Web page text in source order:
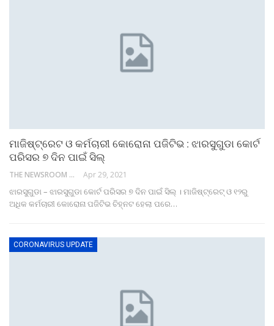
ମାଜିଷ୍ଟ୍ରେଟ ଓ କର୍ମଚାରୀ କୋରୋନା ପଜିଟିଭ : ଝାରସୁଗୁଡା କୋର୍ଟ
ପରିସର ୭ ଦିନ ପାଇଁ ସିଲ୍
THE NEWSROOM NETWORK Apr 29, 2021
ଝାରସୁଗୁଡା – ଝାରସୁଗୁଡା କୋର୍ଟ ପରିସର ୭ ଦିନ ପାଇଁ ସିଲ୍ । ମାଜିଷ୍ଟ୍ରେଟ୍ ଓ ୧୨ରୁ
ଅଧିକ କର୍ମଚାରୀ କୋରୋନା ପଜିଟିଭ ଚିହ୍ନଟ ହେଲା ପରେ…
CORONAVIRUS UPDATE